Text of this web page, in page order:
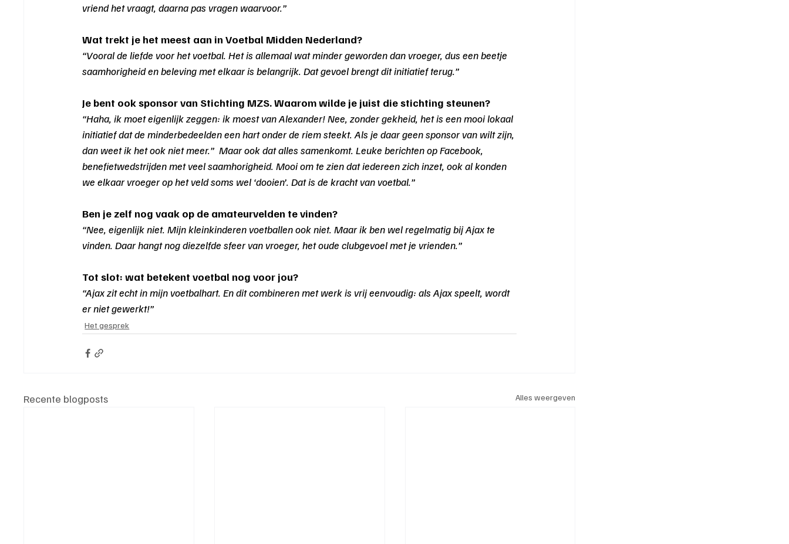
vriend het vraagt, daarna pas vragen waarvoor.”
Wat trekt je het meest aan in Voetbal Midden Nederland?
“Vooral de liefde voor het voetbal. Het is allemaal wat minder geworden dan vroeger, dus een beetje
saamhorigheid en beleving met elkaar is belangrijk. Dat gevoel brengt dit initiatief terug.”
Je bent ook sponsor van Stichting MZS. Waarom wilde je juist die stichting steunen?
“Haha, ik moet eigenlijk zeggen: ik moest van Alexander! Nee, zonder gekheid, het is een mooi lokaal
initiatief dat de minderbedeelden een hart onder de riem steekt. Als je daar geen sponsor van wilt zijn,
dan weet ik het ook niet meer.”  Maar ook dat alles samenkomt. Leuke berichten op Facebook,
benefietwedstrijden met veel saamhorigheid. Mooi om te zien dat iedereen zich inzet, ook al konden
we elkaar vroeger op het veld soms wel ‘dooien’. Dat is de kracht van voetbal.”
Ben je zelf nog vaak op de amateurvelden te vinden?
“Nee, eigenlijk niet. Mijn kleinkinderen voetballen ook niet. Maar ik ben wel regelmatig bij Ajax te
vinden. Daar hangt nog diezelfde sfeer van vroeger, het oude clubgevoel met je vrienden.”
Tot slot: wat betekent voetbal nog voor jou?
“Ajax zit echt in mijn voetbalhart. En dit combineren met werk is vrij eenvoudig: als Ajax speelt, wordt
er niet gewerkt!”
Het gesprek
Recente blogposts Alles weergeven